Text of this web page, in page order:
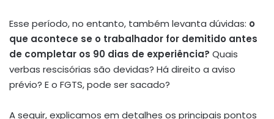
Esse período, no entanto, também levanta dúvidas: o
que acontece se o trabalhador for demitido antes
de completar os 90 dias de experiência? Quais
verbas rescisórias são devidas? Há direito a aviso
prévio? E o FGTS, pode ser sacado?
A seguir, explicamos em detalhes os principais pontos